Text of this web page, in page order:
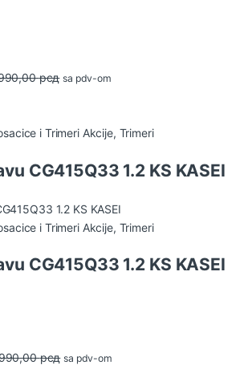
рсд sa pdv-om
i Trimeri Akcije, Trimeri
CG415Q33 1.2 KS KASEI
i Trimeri Akcije, Trimeri
CG415Q33 1.2 KS KASEI
рсд sa pdv-om